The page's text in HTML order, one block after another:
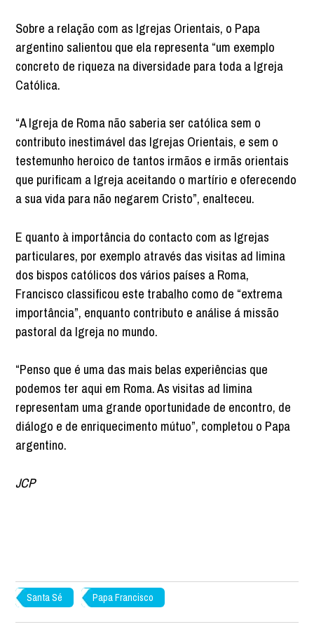
Sobre a relação com as Igrejas Orientais, o Papa
argentino salientou que ela representa “um exemplo
concreto de riqueza na diversidade para toda a Igreja
Católica.
“A Igreja de Roma não saberia ser católica sem o
contributo inestimável das Igrejas Orientais, e sem o
testemunho heroico de tantos irmãos e irmãs orientais
que purificam a Igreja aceitando o martírio e oferecendo
a sua vida para não negarem Cristo”, enalteceu.
E quanto à importância do contacto com as Igrejas
particulares, por exemplo através das visitas ad limina
dos bispos católicos dos vários países a Roma,
Francisco classificou este trabalho como de “extrema
importância”, enquanto contributo e análise á missão
pastoral da Igreja no mundo.
“Penso que é uma das mais belas experiências que
podemos ter aqui em Roma. As visitas ad limina
representam uma grande oportunidade de encontro, de
diálogo e de enriquecimento mútuo”, completou o Papa
argentino.
JCP
Santa Sé Papa Francisco